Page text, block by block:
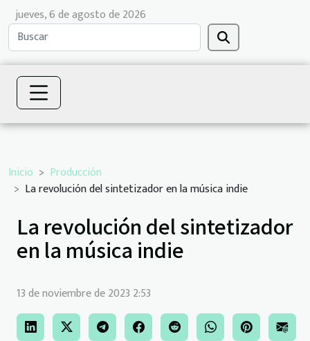
jueves, 6 de agosto de 2026
Inicio
Producción
La revolución del sintetizador en la música indie
La revolución del sintetizador
en la música indie
13 de noviembre de 2023 2:53